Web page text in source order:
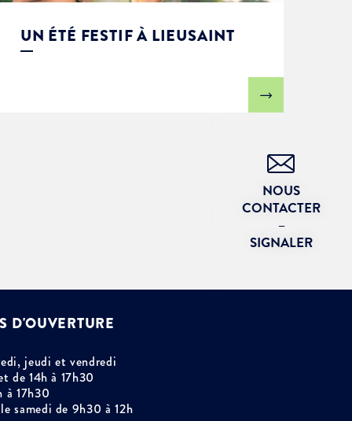
UN ÉTÉ FESTIF À LIEUSAINT
NOUS
CONTACTER
–
SIGNALER
D'OUVERTURE
jeudi et vendredi
de 14h à 17h30
à 17h30
samedi de 9h30 à 12h